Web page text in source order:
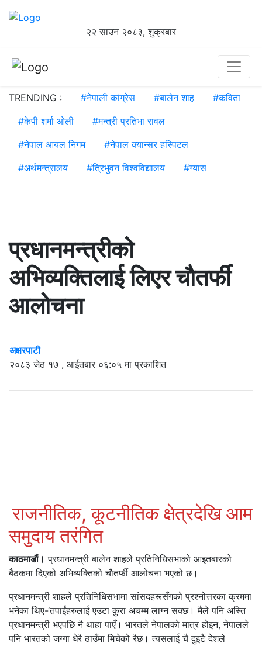
२२ साउन २०८३, शुक्रबार
TRENDING : #नेपाली कांग्रेस #बालेन शाह #कविता
#केपी शर्मा ओली #मन्त्री प्रतिभा रावल
#नेपाल आयल निगम #नेपाल क्यान्सर हस्पिटल
#अर्थमन्त्रालय #त्रिभुवन विश्वविद्यालय #ग्यास
प्रधानमन्त्रीको
अभिव्यक्तिलाई लिएर चाैतर्फी
आलोचना
अक्षरपाटी
२०८३ जेठ १७ , आईतबार ०६:०५ मा प्रकाशित
राजनीतिक, कूटनीतिक क्षेत्रदेखि आम
समुदाय तरंगित
काठमाडाैं। प्रधानमन्त्री बालेन शाहले प्रतिनिधिसभाको आइतबारको
बैठकमा दिएको अभिव्यक्तिको चाैतर्फी आलोचना भएको छ।
प्रधानमन्त्री शाहले प्रतिनिधिसभामा सांसदहरूसँगको प्रश्नोत्तरका क्रममा
भनेका थिए-‘तपाईंहरुलाई एउटा कुरा अचम्म लाग्न सक्छ। मैले पनि अस्ति
प्रधानमन्त्री भएपछि नै थाहा पाएँ। भारतले नेपालको मात्र होइन, नेपालले
पनि भारतको जग्गा धेरै ठाउँमा मिचेको रैछ। त्यसलाई चै दुइटै देशले